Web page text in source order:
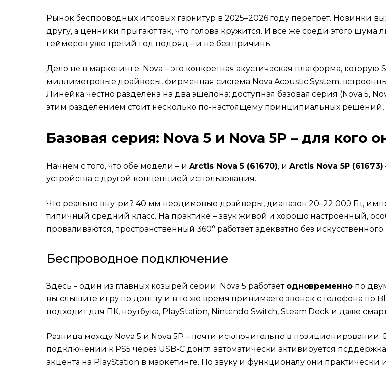
Главные отличия: таблица по параметрам
Разбор по платформам: PS5, Xbox, ПК, мобайл
PlayStation 5
ПК
Мобайл и Switch
Типичные ошибки при выборе
FAQ
Работает ли Nova Pro Wireless P на Xbox?
Можно ли управлять Nova Pro Wireless без компьютера?
Какие наушники лучше для стримера?
Рынок беспроводных игровых гарнитур в 2025–2026 году перегрет. Новинки
другу, а ценники прыгают так, что голова кружится. И всё же среди этого шума
геймеров уже третий год подряд – и не без причины.
Дело не в маркетинге. Nova – это конкретная акустическая платформа, которую
миллиметровые драйверы, фирменная система Nova Acoustic System,
Линейка честно разделена на два эшелона: доступная базовая серия (Nova 5,
этим разделением стоит несколько по-настоящему принципиальных решений,
Базовая серия: Nova 5 и Nova 5P – для кого
Начнём с того, что обе модели – и Arctis Nova 5 (61670), и Arctis Nova 5P (61673)
устройства с другой концепцией использования.
Что реально внутри? 40 мм неодимовые драйверы, диапазон 20–22 000 Гц,
типичный средний класс. На практике – звук живой и хорошо настроенный,
проваливаются, пространственный 360° работает адекватно без
Беспроводное подключение
Здесь – один из главных козырей серии. Nova 5 работает одновременно по
вы слышите игру по донглу и в то же время принимаете звонок с телефона по
подходит для ПК, ноутбука, PlayStation, Nintendo Switch, Steam Deck и даже
Разница между Nova 5 и Nova 5P – почти исключительно в позиционировании.
подключении к PS5 через USB-C донгл автоматически активируется
акцента на PlayStation в маркетинге. По звуку и функционалу они практически